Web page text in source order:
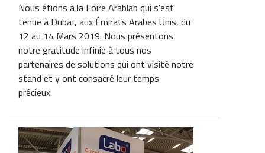
Nous étions à la Foire Arablab qui s'est
tenue à Dubaï, aux Émirats Arabes Unis, du
12 au 14 Mars 2019. Nous présentons
notre gratitude infinie à tous nos
partenaires de solutions qui ont visité notre
stand et y ont consacré leur temps
précieux.